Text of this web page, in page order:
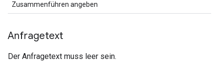
Zusammenführen angeben
Anfragetext
Der Anfragetext muss leer sein.